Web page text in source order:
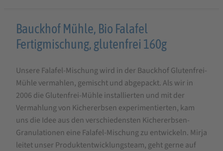
Produktbeschreibung
für
Bio
Falafel
Fertigmischung
glutenfrei
160g
Bauckhof Mühle, Bio Falafel
Fertigmischung, glutenfrei 160g
Unsere Falafel-Mischung wird in der Bauckhof Glutenfrei-
Mühle vermahlen, gemischt und abgepackt. Als wir in
2006 die Glutenfrei-Mühle installierten und mit der
Vermahlung von Kichererbsen experimentierten, kam
uns die Idee aus den verschiedensten Kichererbsen-
Granulationen eine Falafel-Mischung zu entwickeln. Mirja
leitet unser Produktentwicklungsteam, geht gerne auf